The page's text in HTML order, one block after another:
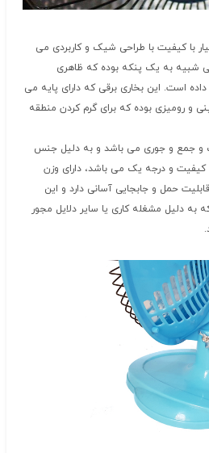
با کیفیت با طراحی شیک و کاربردی می
شبیه به یک پنکه بوده که ظاهری
است. این بخاری برقی که دارای پایه می
و رومیزی بوده که برای گرم کردن منطقه
و جمع و جوری می باشد و به دلیل جنس
کیفیت و درجه یک می باشد، دارای وزن
حمل و جابجایی آسانی دارد و این
به دلیل مشغله کاری یا سایر دلایل مجور